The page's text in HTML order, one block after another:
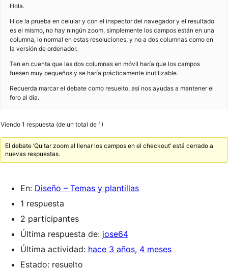
Hola.
Hice la prueba en celular y con el inspector del navegador y el resultado
es el mismo, no hay ningún zoom, simplemente los campos están en una
columna, lo normal en estas resoluciones, y no a dos columnas como en
la versión de ordenador.
Ten en cuenta que las dos columnas en móvil haría que los campos
fuesen muy pequeños y se haría prácticamente inutilizable.
Recuerda marcar el debate como resuelto, así nos ayudas a mantener el
foro al día.
Viendo 1 respuesta (de un total de 1)
El debate ‘Quitar zoom al llenar los campos en el checkout’ está cerrado a
nuevas respuestas.
En: Diseño – Temas y plantillas
1 respuesta
2 participantes
Última respuesta de: jose64
Última actividad: hace 3 años, 4 meses
Estado: resuelto